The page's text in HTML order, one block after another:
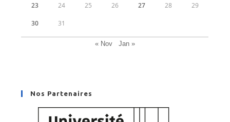
23 24 25 26 27 28 29
30 31
« Nov Jan »
Nos Partenaires